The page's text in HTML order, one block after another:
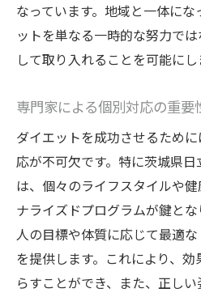
なっています。地域と一体に
ットを単なる一時的な努力で
して取り入れることを可能にし
専門家による個別対応の重要
ダイエットを成功させるため
応が不可欠です。特に茨城県
は、個々のライフスタイルや
ナライズドプログラムが鍵と
人の目標や体質に応じて最適
を提供します。これにより、
らすことができ、また、正し